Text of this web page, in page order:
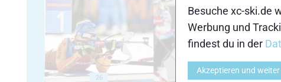
26
Besuche xc-ski.de
Werbung und
findest du in der
Akzeptieren und weiter